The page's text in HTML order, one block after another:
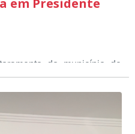
do município de
neste fim de semana,
com indícios de
a central de
a Guarda Civil Municipal,
foi comprovada,
a motocicleta, bem